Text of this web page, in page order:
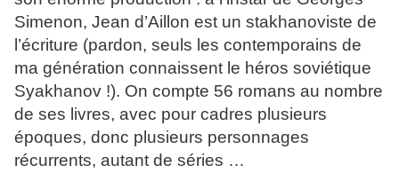
Simenon, Jean d’Aillon est un stakhanoviste de
l’écriture (pardon, seuls les contemporains de
ma génération connaissent le héros soviétique
Syakhanov !). On compte 56 romans au nombre
de ses livres, avec pour cadres plusieurs
époques, donc plusieurs personnages
récurrents, autant de séries …